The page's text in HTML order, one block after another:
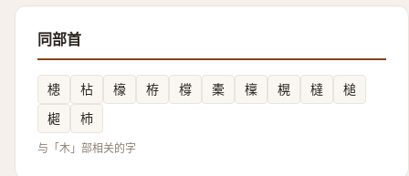
同部首
槵 枮 檺 栫 橕 橐 檁 榥 橽
槌
㯧
杮
与「木」部相关的字